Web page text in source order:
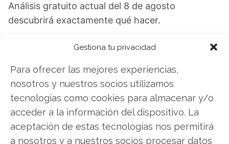
Gestiona tu privacidad
Para ofrecer las mejores experiencias,
nosotros y nuestros socios utilizamos
tecnologías como cookies para almacenar y/o
acceder a la información del dispositivo. La
aceptación de estas tecnologías nos permitirá
a nosotros y a nuestros socios procesar datos
Análisis gratuito actual del 8 de agosto
descubrirá exactamente qué hacer.
Mahle Metal Leve: ¿Comprar o vender?
Mahle Metal Leve